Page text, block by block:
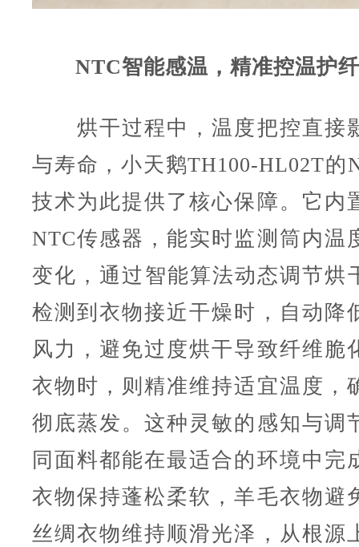
NTC智能感温，精准控温护
烘干过程中，温度把控直接
与寿命，小天鹅TH100-HL02T的
技术为此提供了核心保障。它内
NTC传感器，能实时监测筒内温
变化，通过智能算法动态调节
检测到衣物接近干燥时，自动降
风力，避免过度烘干导致纤维脆
衣物时，则精准维持适宜温度，
彻底蒸发。这种灵敏的感知与调
同面料都能在最适合的环境中完
衣物保持蓬松柔软，羊毛衣物避
丝绸衣物维持顺滑光泽，从根源